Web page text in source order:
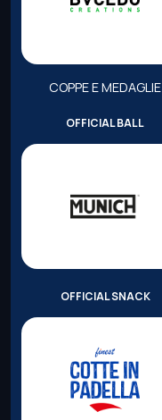
COPPE E MEDAGLIE
OFFICIAL BALL
OFFICIAL SNACK